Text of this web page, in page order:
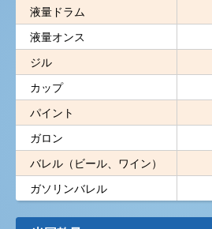
液量ドラム
液量オンス
ジル
カップ
パイント
ガロン
バレル（ビール、ワイン）
ガソリンバレル